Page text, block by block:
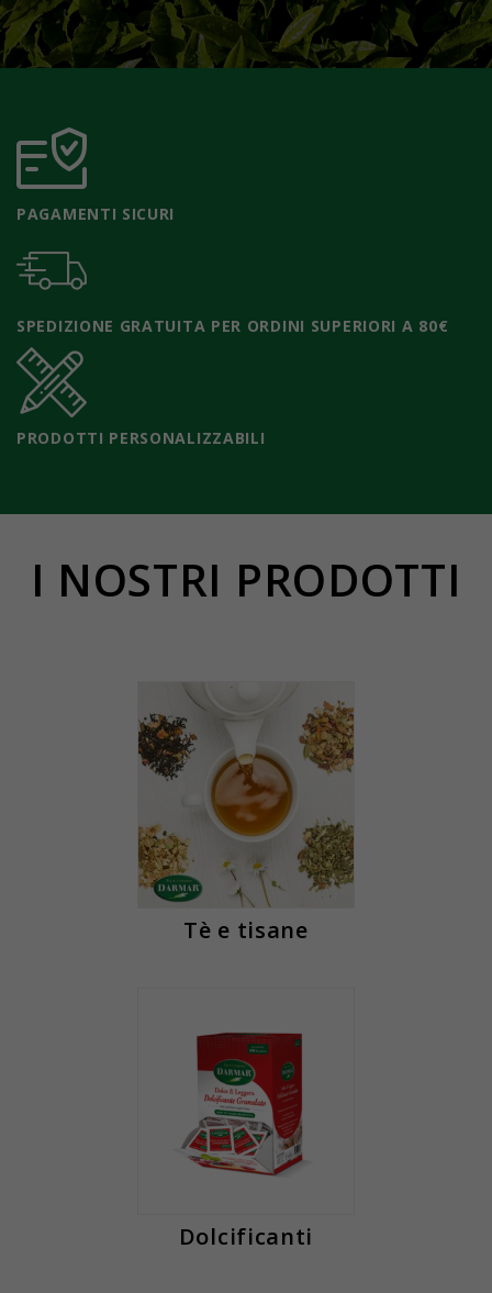
PAGAMENTI SICURI
SPEDIZIONE GRATUITA PER ORDINI SUPERIORI A 80€
PRODOTTI PERSONALIZZABILI
I NOSTRI PRODOTTI
Tè e tisane
Dolcificanti